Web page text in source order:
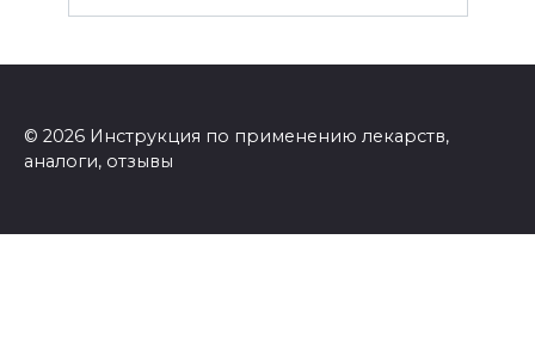
© 2026 Инструкция по применению лекарств,
аналоги, отзывы